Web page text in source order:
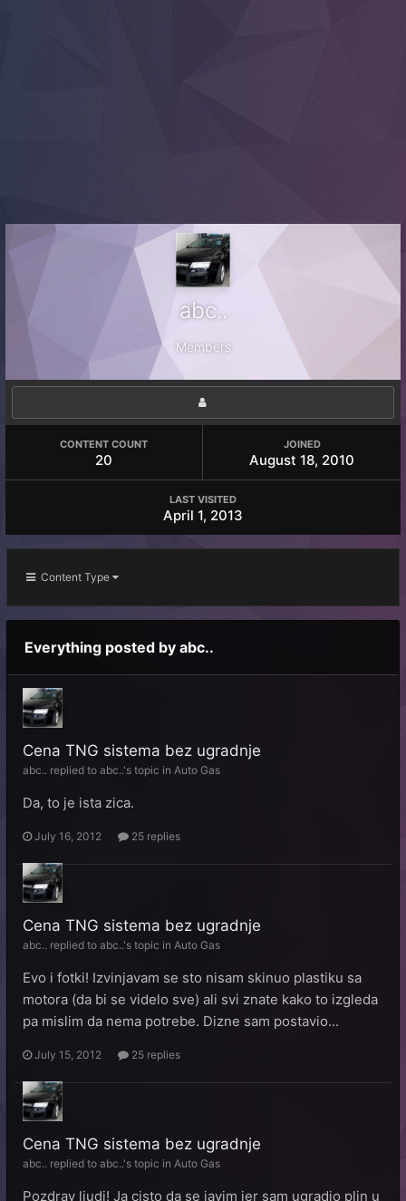
abc..
Members
CONTENT COUNT
20
JOINED
August 18, 2010
LAST VISITED
April 1, 2013
Content Type
Everything posted by abc..
Cena TNG sistema bez ugradnje
abc.. replied to abc..'s topic in Auto Gas
Da, to je ista zica.
July 16, 2012 25 replies
Cena TNG sistema bez ugradnje
abc.. replied to abc..'s topic in Auto Gas
Evo i fotki! Izvinjavam se sto nisam skinuo plastiku sa
motora (da bi se videlo sve) ali svi znate kako to izgleda
pa mislim da nema potrebe. Dizne sam postavio...
July 15, 2012 25 replies
Cena TNG sistema bez ugradnje
abc.. replied to abc..'s topic in Auto Gas
Pozdrav ljudi! Ja cisto da se javim jer sam ugradio plin u